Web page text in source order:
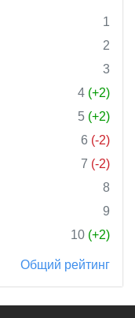
1
2
3
4 (+2)
5 (+2)
6 (-2)
7 (-2)
8
9
10 (+2)
Общий рейтинг